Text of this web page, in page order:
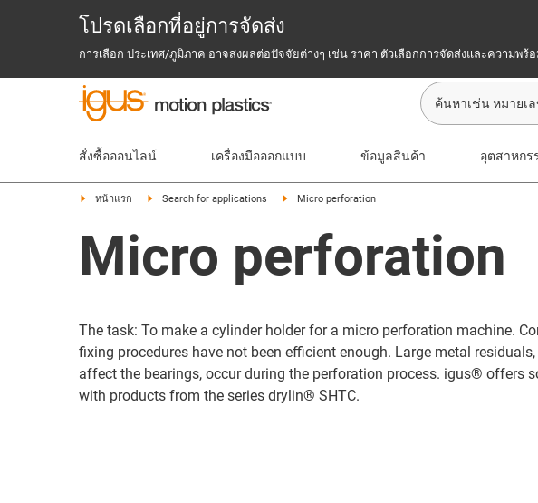
โปรดเลือกที่อยู่การจัดส่ง
การเลือก ประเทศ/ภูมิภาค อาจส่งผลต่อปัจจัยต่างๆ เช่น ราคา ตัวเลือกการจัดส่งและความพร้
สั่งซื้อออนไลน์ เครื่องมือออกแบบ ข้อมูลสินค้า อุตสาหกร
หน้าแรก Search for applications Micro perforation
Micro perforation
The task: To make a cylinder holder for a micro perforation machine.
fixing procedures have not been efficient enough. Large metal
affect the bearings, occur during the perforation process. igus® offers
with products from the series drylin® SHTC.